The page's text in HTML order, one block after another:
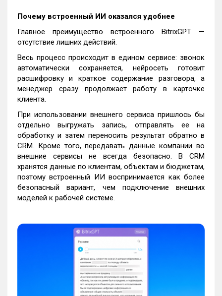
Почему встроенный ИИ оказался удобнее
Главное преимущество встроенного BitrixGPT —
отсутствие лишних действий.
Весь процесс происходит в едином сервисе: звонок
автоматически сохраняется, нейросеть готовит
расшифровку и краткое содержание разговора, а
менеджер сразу продолжает работу в карточке
клиента.
При использовании внешнего сервиса пришлось бы
отдельно выгружать запись, отправлять ее на
обработку и затем переносить результат обратно в
CRM. Кроме того, передавать данные компании во
внешние сервисы не всегда безопасно. В CRM
хранятся данные по клиентам, объектам и бюджетам,
поэтому встроенный ИИ воспринимается как более
безопасный вариант, чем подключение внешних
моделей к рабочей системе.